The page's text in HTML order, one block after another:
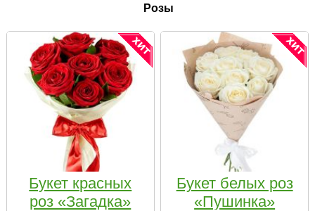
Розы
Букет красных
роз «Загадка»
Букет белых роз
«Пушинка»